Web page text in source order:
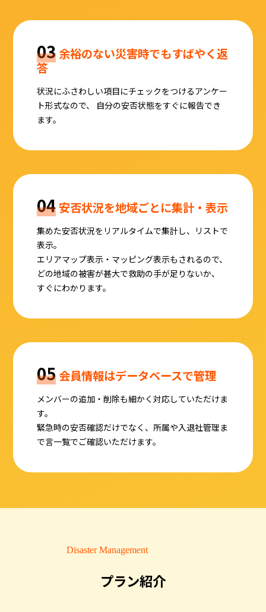
03 余裕のない災害時でもすばやく返
答
状況にふさわしい項目にチェックをつけるアンケー
ト形式なので、
自分の安否状態をすぐに報告でき
ます。
04 安否状況を地域ごとに集計・表示
集めた安否状況をリアルタイムで集計し、リストで
表示。
エリアマップ表示・マッピング表示もされるので、
どの地域の被害が甚大で救助の手が足りないか、
すぐにわかります。
05 会員情報はデータベースで管理
メンバーの追加・削除も細かく対応していただけま
す。
緊急時の安否確認だけでなく、所属や入退社管理ま
で言一覧でご確認いただけます。
プラン紹介